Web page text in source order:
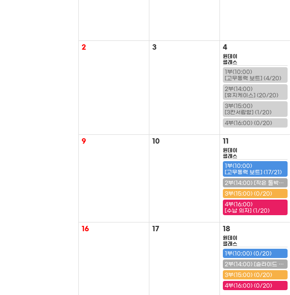
2 3 4
원데이
클래스
1부(10:00)
[고무동력 보트] (4/20)
2부(14:00)
[휴지케이스] (20/20)
3부(15:00)
[3칸서랍함] (1/20)
4부(16:00) (0/20)
9 10 11
원데이
클래스
1부(10:00)
[고무동력 보트] (17/21)
2부(14:00) [작은 툴박스] (20/20) (마감)
3부(15:00) (0/20)
4부(16:00)
[수납 의자] (1/20)
16 17 18
원데이
클래스
1부(10:00) (0/20)
2부(14:00) [슬라이드 필통] (20/20) (마감)
3부(15:00) (0/20)
4부(16:00) (0/20)